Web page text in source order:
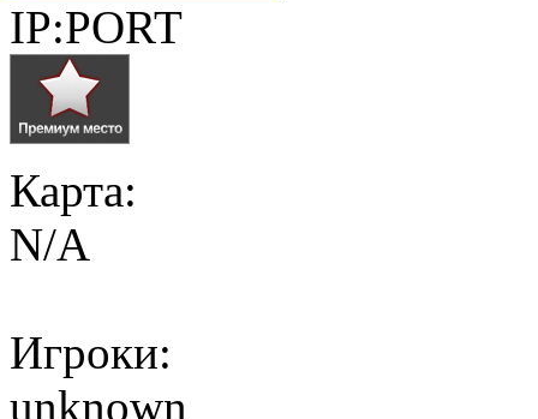
IP:PORT
Карта:
N/A
Игроки:
unknown